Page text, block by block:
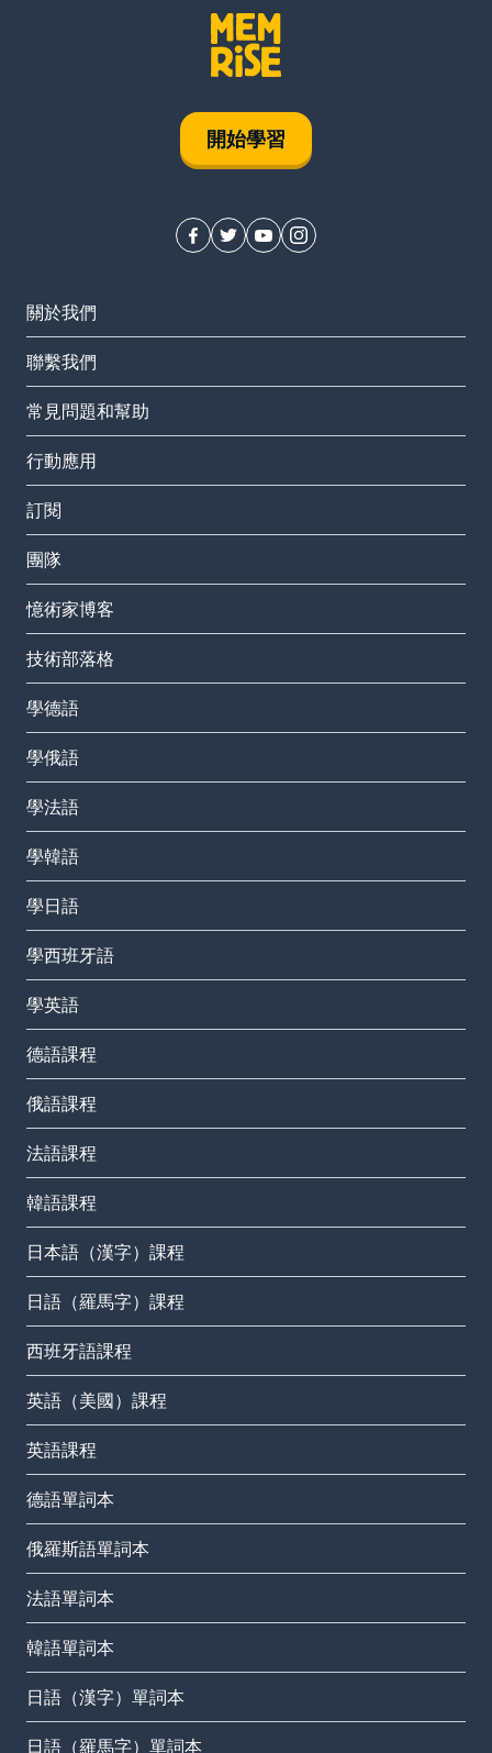
開始學習
關於我們
聯繫我們
常見問題和幫助
行動應用
訂閱
團隊
憶術家博客
技術部落格
學德語
學俄語
學法語
學韓語
學日語
學西班牙語
學英語
德語課程
俄語課程
法語課程
韓語課程
日本語（漢字）課程
日語（羅馬字）課程
西班牙語課程
英語（美國）課程
英語課程
德語單詞本
俄羅斯語單詞本
法語單詞本
韓語單詞本
日語（漢字）單詞本
日語（羅馬字）單詞本